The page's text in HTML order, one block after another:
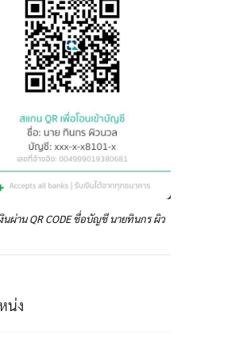
นผ่าน QR CODE ชื่อบัญชี นายทินกร ผิว
น่ง